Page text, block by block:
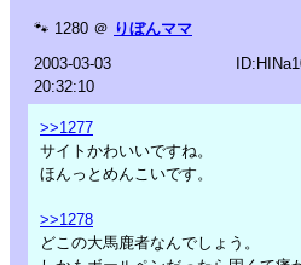
🐾 1280 ＠ りぼんママ
2003-03-03
20:32:10
>>1277
サイトかわいいですね。
ほんっとめんこいです。
>>1278
どこの大馬鹿者なんでしょう。